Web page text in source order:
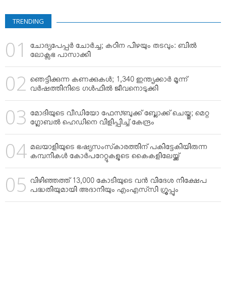
TRENDING
ചോദ്യപേപ്പര്‍ ചോര്‍ച്ച; കഠിന പിഴയും തടവും: ബില്‍
ലോക്സഭ പാസാക്കി
ഞെട്ടിക്കുന്ന കണക്കുകള്‍; 1,340 ഇന്ത്യക്കാര്‍ മൂന്ന്
വര്‍ഷത്തിനിടെ ഗള്‍ഫില്‍ ജീവനൊടുക്കി
മോദിയുടെ വീഡിയോ ഫേസ്ബുക്ക് ബ്ലോക്ക് ചെയ്തു; മെറ്റ
ഗ്ലോബല്‍ ഹെഡിനെ വിളിപ്പിച്ച് കേന്ദ്രം
മലയാളിയുടെ ഭഷ്യസംസ്‌കാരത്തിന് പകിട്ടേകിയിരുന്ന
കമ്പനികള്‍ കോര്‍പറേറ്റുകളുടെ കൈകളിലേയ്ക്ക്
വിഴിഞ്ഞത്ത് 13,000 കോടിയുടെ വന്‍ വിദേശ നിക്ഷേപ
പദ്ധതിയുമായി അദാനിയും എംഎസ്‌സി ഗ്രൂപ്പും